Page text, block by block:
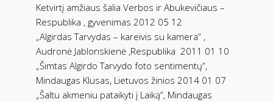
Ketvirtį amžiaus šalia Verbos ir Abukevičiaus –
Respublika , gyvenimas 2012 05 12
„Algirdas Tarvydas – kareivis su kamera“ ,
Audronė Jablonskienė ,Respublika 2011 01 10
„Šimtas Algirdo Tarvydo foto sentimentų“,
Mindaugas Klusas, Lietuvos žinios 2014 01 07
„Šaltu akmeniu pataikyti į Laiką“, Mindaugas